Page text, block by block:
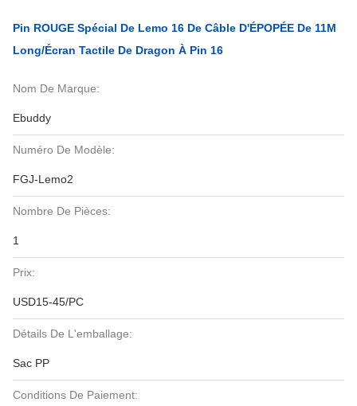
Pin ROUGE Spécial De Lemo 16 De Câble D'ÉPOPÉE De 11M
Long/écran Tactile De Dragon À Pin 16
Nom De Marque:
Ebuddy
Numéro De Modèle:
FGJ-Lemo2
Nombre De Pièces:
1
Prix:
USD15-45/PC
Détails De L'emballage:
Sac PP
Conditions De Paiement: